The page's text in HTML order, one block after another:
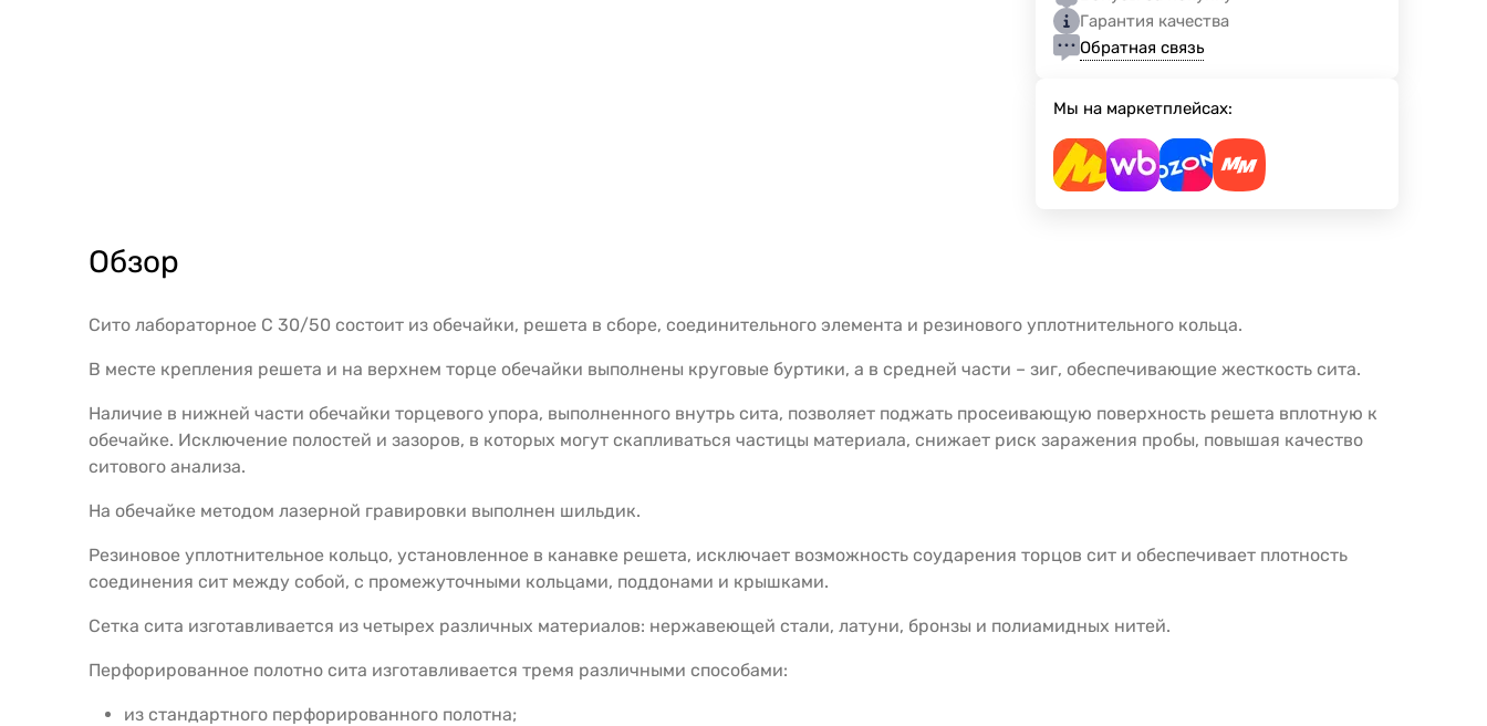
Гарантия качества
Обратная связь
Мы на маркетплейсах:
Обзор
Сито лабораторное С 30/50 состоит из обечайки, решета в сборе, соединительного элемента и резинового уплотнительного кольца.
В месте крепления решета и на верхнем торце обечайки выполнены круговые буртики, а в средней части – зиг, обеспечивающие жесткость сита.
Наличие в нижней части обечайки торцевого упора, выполненного внутрь сита, позволяет поджать просеивающую поверхность решета вплотную к
обечайке. Исключение полостей и зазоров, в которых могут скапливаться частицы материала, снижает риск заражения пробы, повышая качество
ситового анализа.
На обечайке методом лазерной гравировки выполнен шильдик.
Резиновое уплотнительное кольцо, установленное в канавке решета, исключает возможность соударения торцов сит и обеспечивает плотность
соединения сит между собой, с промежуточными кольцами, поддонами и крышками.
Сетка сита изготавливается из четырех различных материалов: нержавеющей стали, латуни, бронзы и полиамидных нитей.
Перфорированное полотно сита изготавливается тремя различными способами:
из стандартного перфорированного полотна;